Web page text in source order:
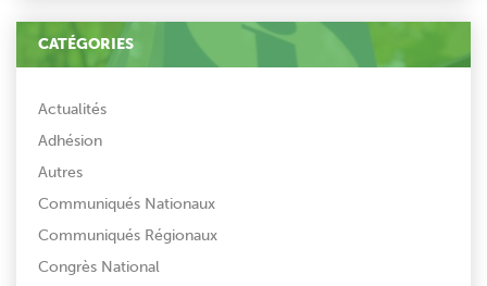
CATÉGORIES
Actualités
Adhésion
Autres
Communiqués Nationaux
Communiqués Régionaux
Congrès National